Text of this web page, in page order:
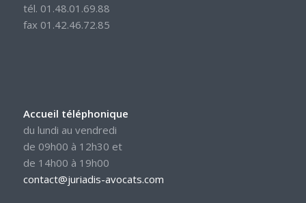
tél. 01.48.01.69.88
fax 01.42.46.72.85
Accueil téléphonique
du lundi au vendredi
de 09h00 à 12h30 et
de 14h00 à 19h00
contact@juriadis-avocats.com